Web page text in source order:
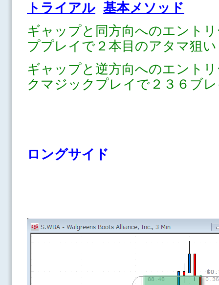
トライアル 基本メソッド
ギャップと同方向へのエン
ププレイで２本目のアタマ狙い
ギャップと逆方向へのエン
クマジックプレイで２３６ブ
ロングサイド